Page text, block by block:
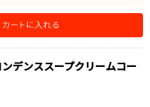
ンデンススープクリームコー